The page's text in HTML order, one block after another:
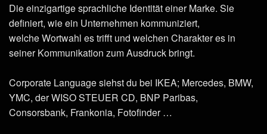
Die einzigartige sprachliche Identität einer Marke. Sie
definiert, wie ein Unternehmen kommuniziert,
welche Wortwahl es trifft und welchen Charakter es in
seiner Kommunikation zum Ausdruck bringt.
Corporate Language siehst du bei IKEA; Mercedes, BMW,
YMC, der WISO STEUER CD, BNP Paribas,
Consorsbank, Frankonia, Fotofinder …